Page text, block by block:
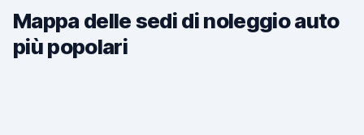
Mappa delle sedi di noleggio auto
più popolari